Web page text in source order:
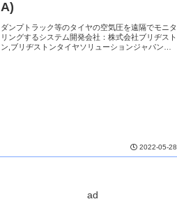
A)
ダンプトラック等のタイヤの空気圧を遠隔でモニタ
リングするシステム開発会社：株式会社ブリヂスト
ン,ブリヂストンタイヤソリューションジャパン株
2022-05-28
ad